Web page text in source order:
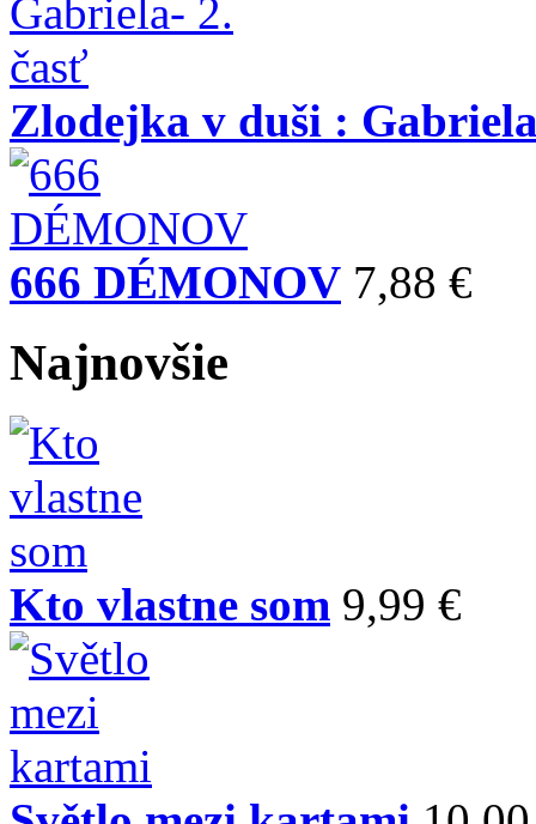
Zlodejka v duši :
666 DÉMONOV 7,88 €
Najnovšie
Kto vlastne som 9,99 €